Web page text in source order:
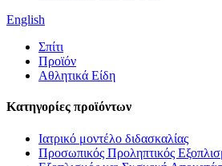
English
Σπίτι
Προϊόν
Αθλητικά Είδη
Κατηγορίες προϊόντων
Ιατρικό μοντέλο διδασκαλίας
Προσωπικός Προληπτικός